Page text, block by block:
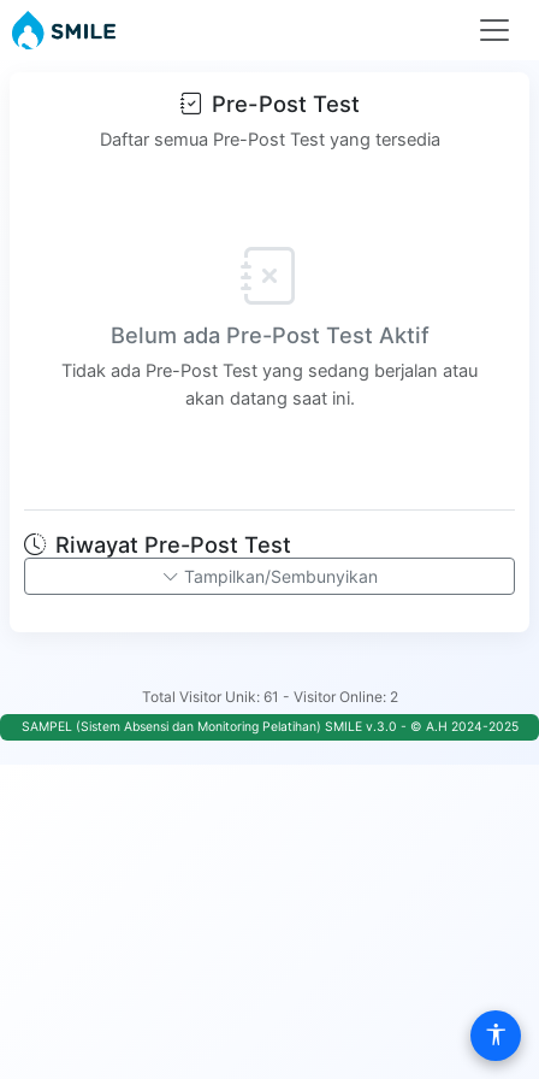
Pre-Post Test
Daftar semua Pre-Post Test yang tersedia
Belum ada Pre-Post Test Aktif
Tidak ada Pre-Post Test yang sedang berjalan atau
akan datang saat ini.
Riwayat Pre-Post Test
Tampilkan/Sembunyikan
Total Visitor Unik: 61 - Visitor Online: 2
SAMPEL (Sistem Absensi dan Monitoring Pelatihan) SMILE v.3.0 - © A.H 2024-2025